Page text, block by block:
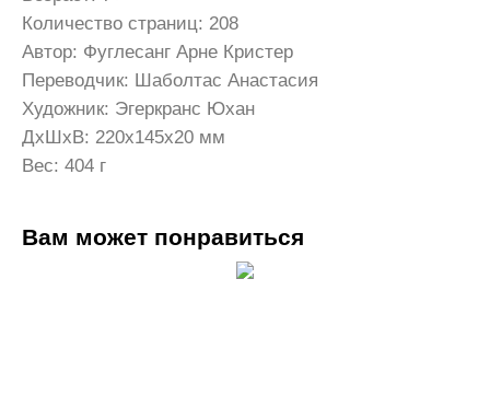
Количество страниц: 208
Автор: Фуглесанг Арне Кристер
Переводчик: Шаболтас Анастасия
Художник: Эгеркранс Юхан
ДxШxВ: 220x145x20 мм
Вес: 404 г
Вам может понравиться